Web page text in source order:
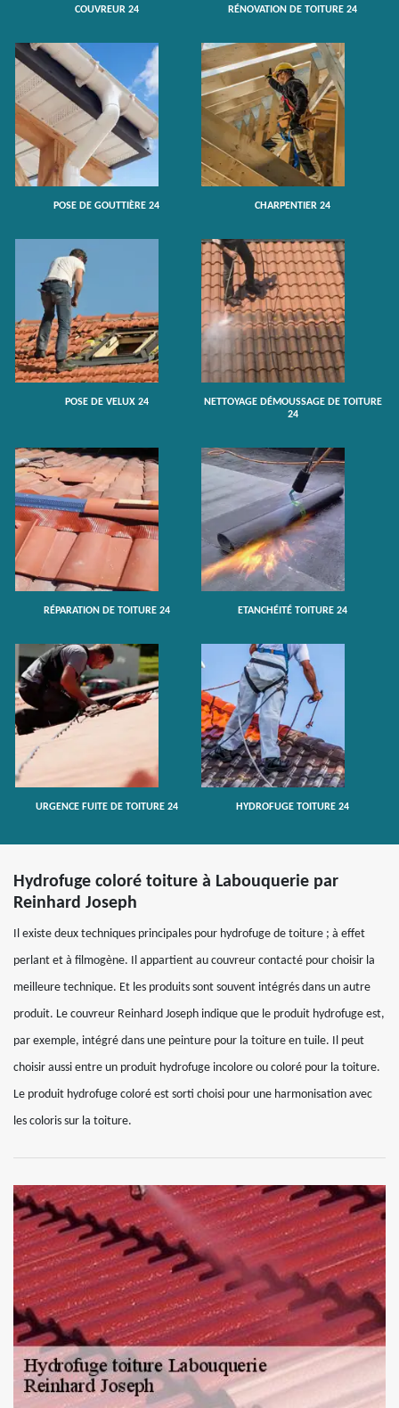
COUVREUR 24 RÉNOVATION DE TOITURE 24
POSE DE GOUTTIÈRE 24 CHARPENTIER 24
POSE DE VELUX 24
NETTOYAGE DÉMOUSSAGE DE TOITURE
24
RÉPARATION DE TOITURE 24 ETANCHÉITÉ TOITURE 24
URGENCE FUITE DE TOITURE 24 HYDROFUGE TOITURE 24
Hydrofuge coloré toiture à Labouquerie par
Reinhard Joseph
Il existe deux techniques principales pour hydrofuge de toiture ; à effet
perlant et à filmogène. Il appartient au couvreur contacté pour choisir la
meilleure technique. Et les produits sont souvent intégrés dans un autre
produit. Le couvreur Reinhard Joseph indique que le produit hydrofuge est,
par exemple, intégré dans une peinture pour la toiture en tuile. Il peut
choisir aussi entre un produit hydrofuge incolore ou coloré pour la toiture.
Le produit hydrofuge coloré est sorti choisi pour une harmonisation avec
les coloris sur la toiture.